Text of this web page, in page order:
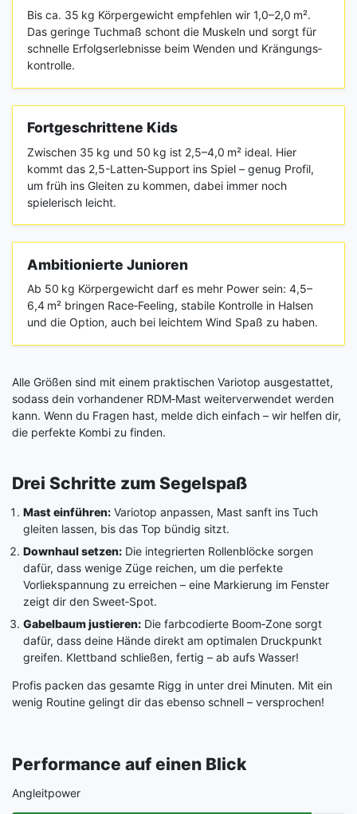
Bis ca. 35 kg Körpergewicht empfehlen wir 1,0–2,0 m².
Das geringe Tuchmaß schont die Muskeln und sorgt für
schnelle Erfolgserlebnisse beim Wenden und Krängungs­
kontrolle.
Fortgeschrittene Kids
Zwischen 35 kg und 50 kg ist 2,5–4,0 m² ideal. Hier
kommt das 2,5-Latten‑Support ins Spiel – genug Profil,
um früh ins Gleiten zu kommen, dabei immer noch
spielerisch leicht.
Ambitionierte Junioren
Ab 50 kg Körpergewicht darf es mehr Power sein: 4,5–
6,4 m² bringen Race‑Feeling, stabile Kontrolle in Halsen
und die Option, auch bei leichtem Wind Spaß zu haben.
Alle Größen sind mit einem praktischen Variotop ausgestattet,
sodass dein vorhandener RDM‑Mast weiterverwendet werden
kann. Wenn du Fragen hast, melde dich einfach – wir helfen dir,
die perfekte Kombi zu finden.
Drei Schritte zum Segelspaß
Mast einführen: Variotop anpassen, Mast sanft ins Tuch
gleiten lassen, bis das Top bündig sitzt.
Downhaul setzen: Die integrierten Rollenblöcke sorgen
dafür, dass wenige Züge reichen, um die perfekte
Vorliekspannung zu erreichen – eine Markierung im Fenster
zeigt dir den Sweet‑Spot.
Gabelbaum justieren: Die farbcodierte Boom‑Zone sorgt
dafür, dass deine Hände direkt am optimalen Druckpunkt
greifen. Klett­band schließen, fertig – ab aufs Wasser!
Profis packen das gesamte Rigg in unter drei Minuten. Mit ein
wenig Routine gelingt dir das ebenso schnell – versprochen!
Performance auf einen Blick
Angleitpower